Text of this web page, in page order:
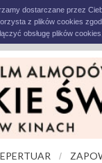
dostarczane przez
z plików cookies
obsługę plików
/